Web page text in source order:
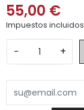
55,00 €
Impuestos incluidos
− +